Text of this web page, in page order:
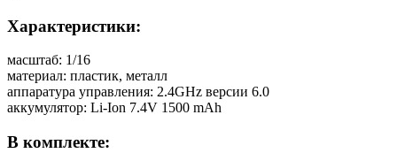
Характеристики:
масштаб: 1/16
материал: пластик, металл
аппаратура управления: 2.4GHz версии 6.0
аккумулятор: Li-Ion 7.4V 1500 mAh
В комплекте: